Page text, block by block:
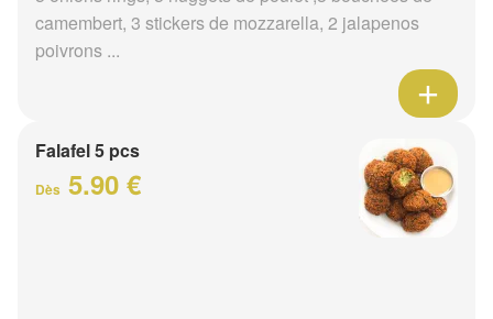
camembert, 3 stickers de mozzarella, 2 jalapenos
poivrons ...
Falafel 5 pcs
Dès 5.90 €